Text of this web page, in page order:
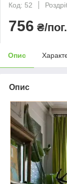
Код: 52
756 ₴/
Опис
Опис